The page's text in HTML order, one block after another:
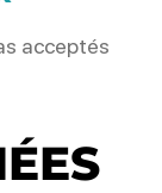
acceptés